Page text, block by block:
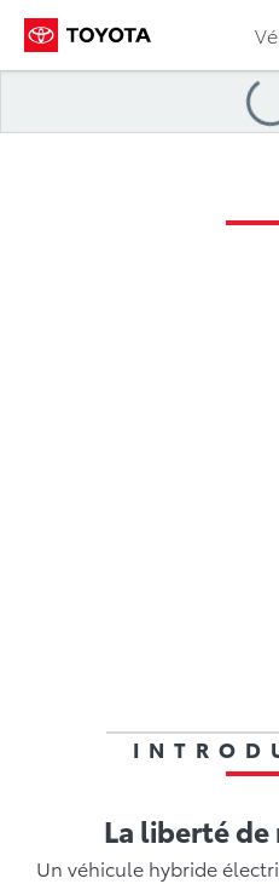
Aller au
La liberté
Un véhicule hybride